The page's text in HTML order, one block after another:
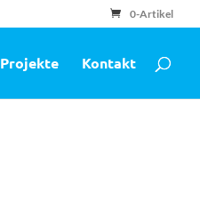
0-Artikel
Projekte Kontakt